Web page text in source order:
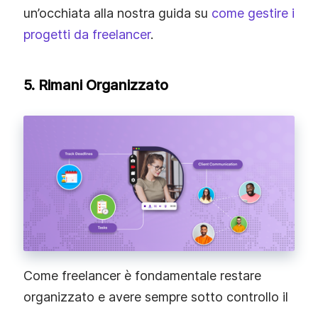
un’occhiata alla nostra guida su come gestire i
progetti da freelancer.
5. Rimani Organizzato
Come freelancer è fondamentale restare
organizzato e avere sempre sotto controllo il